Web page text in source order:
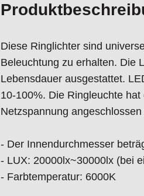
Diese Ringlichter sind
Beleuchtung zu erhalten. Die
Lebensdauer ausgestattet.
10-100%. Die Ringleuchte
Netzspannung
- Der Innendurchmesser
- LUX: 20000lx~30000lx (bei
- Farbtemperatur: 6000K